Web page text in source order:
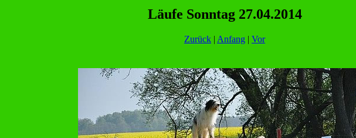
Läufe Sonntag 27.04.2014
Zurück | Anfang | Vor